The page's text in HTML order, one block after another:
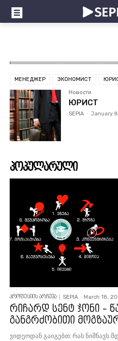
МЕНЕДЖЕР ЭКОНОМИСТ
Новости
ЮРИСТ
SEPIA - January
პოპულარული
პროფესიის არჩევა SEPIA - March 18,
რიჩარდ სენტ ჯონი –
განგრძობითი
ვიდეოდან გაიგებთ: რას ნიშნავს